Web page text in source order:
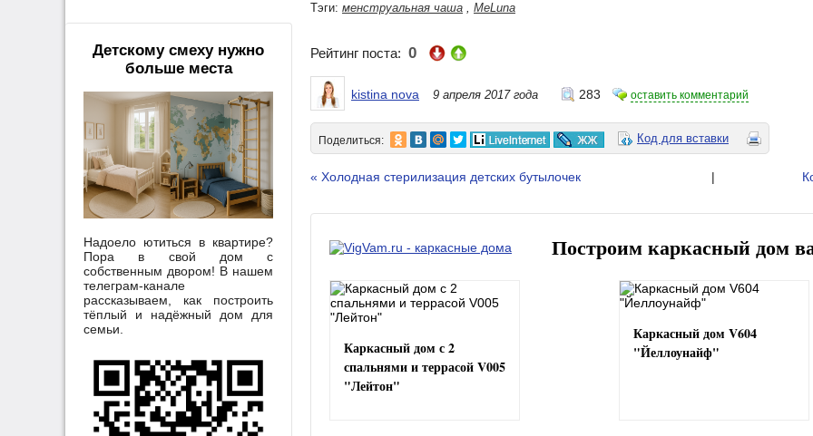
Тэги: менструальная чаша , MeLuna
Рейтинг поста: 0
kistina nova 9 апреля 2017 года 283 оставить комментарий
Поделиться: Код для вставки
« Холодная стерилизация детских бутылочек |
Построим каркасный дом
Каркасный дом с 2
спальнями и террасой V005
"Лейтон"
Каркасный дом V604
"Йеллоунайф"
Детскому смеху нужно
больше места
Надоело ютиться в квартире?
Пора в свой дом с
собственным двором! В нашем
телеграм-канале
рассказываем, как построить
тёплый и надёжный дом для
семьи.